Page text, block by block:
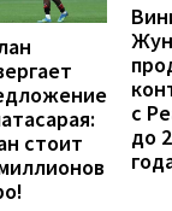
стоит
с
до